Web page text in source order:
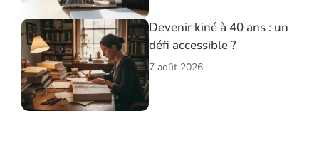
Devenir kiné à 40 ans : un
défi accessible ?
7 août 2026